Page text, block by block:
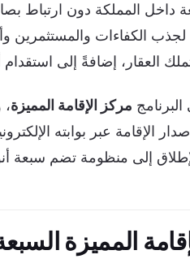
داخل المملكة دون ارتباط
رؤية 2030 لجذب الكفاءات
العقار، إضافةً إلى
مركز الإقامة المميزة
الإقامة عبر بوابته
إلى منظومة تضم سبعة
المميزة السبعة